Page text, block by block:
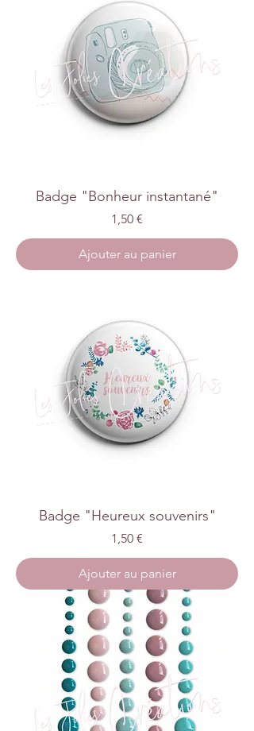
Badge "Bonheur instantané"
Prix
1,50 €
Ajouter au panier
Badge "Heureux souvenirs"
Prix
1,50 €
Ajouter au panier